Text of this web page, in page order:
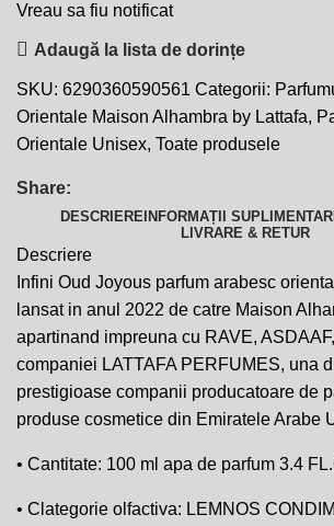
Vreau sa fiu notificat
Adaugă la lista de dorințe
SKU: 6290360590561 Categorii:
Orientale Maison Alhambra by Lattafa,
Orientale Unisex, Toate produsele
Share:
DESCRIERE INFORMAȚII
LIVRARE & RETUR
Descriere
Infini Oud Joyous parfum arabesc
lansat in anul 2022 de catre Maison
apartinand impreuna cu RAVE,
companiei LATTAFA PERFUMES, una
prestigioase companii producatoare de
produse cosmetice din Emiratele Arabe
• Cantitate: 100 ml apa de parfum 3.4
• Clategorie olfactiva: LEMNOS